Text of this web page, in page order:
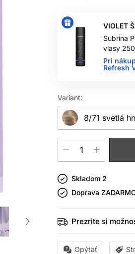
VIOLET
Subrina
vlasy
Pri
Refresh
Variant:
8/71 svetlá
Skladom 2
Doprava
Prezrite si
Opýtať